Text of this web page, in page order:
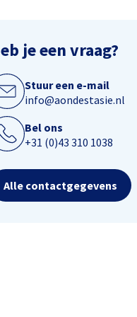
je een vraag?
Stuur een e-mail
info@aondestasie.nl
Bel ons
+31 (0)43 310 1038
Alle contactgegevens